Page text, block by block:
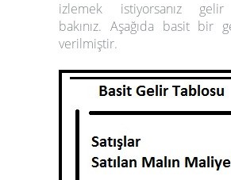
izlemek istiyorsanız
bakınız. Aşağıda basit bir
verilmiştir.